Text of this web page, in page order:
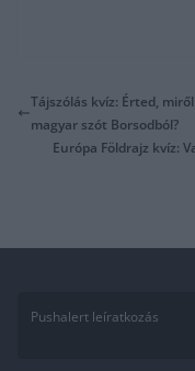
Tájszólás kvíz: Érted,
magyar szót Borsodból?
Európa Földrajz kvíz:
Pushalert leíratkozás